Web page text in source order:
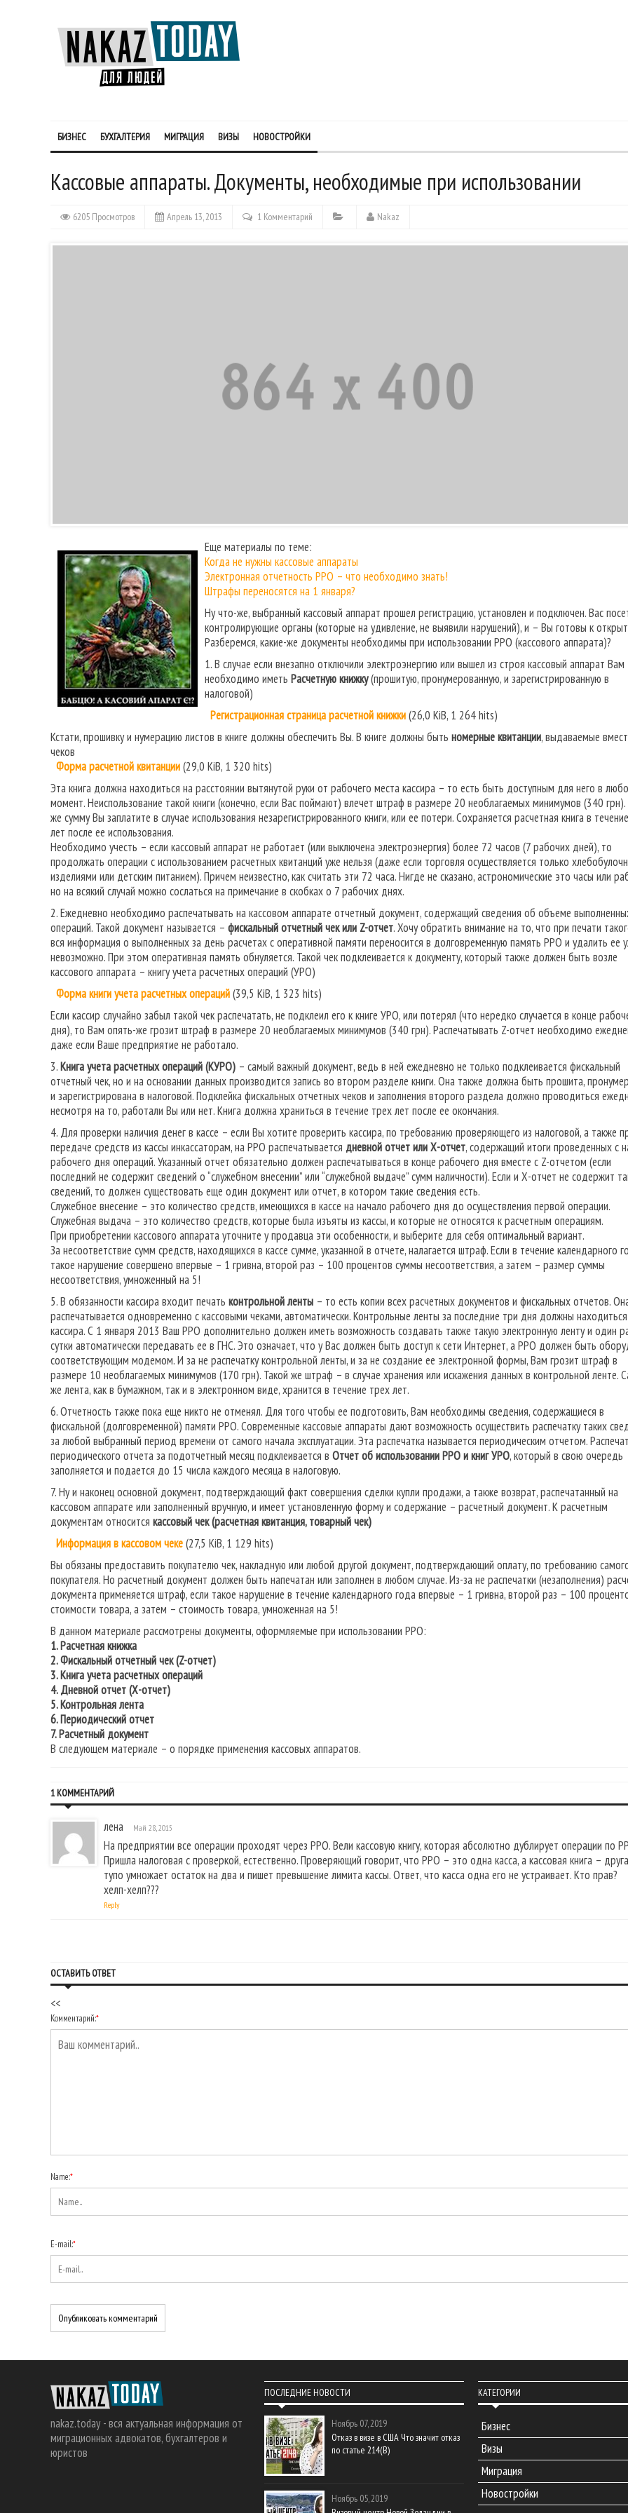
БИЗНЕС БУХГАЛТЕРИЯ МИГРАЦИЯ ВИЗЫ НОВОСТРОЙКИ
Кассовые аппараты. Документы, необходимые при использовании
6205 Просмотров Апрель 13, 2013 1 Комментарий Nakaz
Еще материалы по теме:
Когда не нужны кассовые аппараты
Электронная отчетность РРО – что необходимо знать!
Штрафы переносятся на 1 января?
Ну что-же, выбранный кассовый аппарат прошел регистрацию, установлен и подключен. Вас
контролирующие органы (которые на удивление, не выявили нарушений), и – Вы готовы к
Разберемся, какие-же документы необходимы при использовании РРО (кассового аппарата)?
1. В случае если внезапно отключили электроэнергию или вышел из строя кассовый аппарат Вам
необходимо иметь Расчетную книжку(прошитую, пронумерованную, и зарегистрированную в
налоговой)
Регистрационная страница расчетной книжки(26,0 KiB, 1 264 hits)
Кстати, прошивку и нумерацию листов в книге должны обеспечить Вы. В книге должны быть номерные квитанции, выдаваемые
чеков
Форма расчетной квитанции(29,0 KiB, 1 320 hits)
Эта книга должна находиться на расстоянии вытянутой руки от рабочего места кассира – то есть быть доступным для него в
момент. Неиспользование такой книги (конечно, если Вас поймают) влечет штраф в размере 20 необлагаемых минимумов (340 грн).
же сумму Вы заплатите в случае использования незарегистрированного книги, или ее потери. Сохраняется расчетная книга в
лет после ее использования.
Необходимо учесть – если кассовый аппарат не работает (или выключена электроэнергия) более 72 часов (7 рабочих дней), то
продолжать операции с использованием расчетных квитанций уже нельзя (даже если торговля осуществляется только
изделиями или детским питанием). Причем неизвестно, как считать эти 72 часа. Нигде не сказано, астрономические это часы или
но на всякий случай можно сослаться на примечание в скобках о 7 рабочих днях.
2. Ежедневно необходимо распечатывать на кассовом аппарате отчетный документ, содержащий сведения об объеме
операций. Такой документ называется – фискальный отчетный чек или Z-отчет. Хочу обратить внимание на то, что при печати
вся информация о выполненных за день расчетах с оперативной памяти переносится в долговременную память РРО и удалить ее
невозможно. При этом оперативная память обнуляется. Такой чек подклеивается к документу, который также должен быть возле
кассового аппарата – книгу учета расчетных операций (УРО)
Форма книги учета расчетных операций(39,5 KiB, 1 323 hits)
Если кассир случайно забыл такой чек распечатать, не подклеил его к книге УРО, или потерял (что нередко случается в конце
дня), то Вам опять-же грозит штраф в размере 20 необлагаемых минимумов (340 грн). Распечатывать Z-отчет необходимо
даже если Ваше предприятие не работало.
3.Книга учета расчетных операций (КУРО) – самый важный документ, ведь в ней ежедневно не только подклеивается фискальный
отчетный чек, но и на основании данных производится запись во втором разделе книги. Она также должна быть прошита,
и зарегистрирована в налоговой. Подклейка фискальных отчетных чеков и заполнения второго раздела должно проводиться
несмотря на то, работали Вы или нет. Книга должна храниться в течение трех лет после ее окончания.
4. Для проверки наличия денег в кассе – если Вы хотите проверить кассира, по требованию проверяющего из налоговой, а также
передаче средств из кассы инкассаторам, на РРО распечатывается дневной отчет или Х-отчет, содержащий итоги проведенных с
рабочего дня операций. Указанный отчет обязательно должен распечатываться в конце рабочего дня вместе с Z-отчетом (если
последний не содержит сведений о “служебном внесении” или “служебной выдаче” сумм наличности). Если и Х-отчет не содержит
сведений, то должен существовать еще один документ или отчет, в котором такие сведения есть.
Служебное внесение – это количество средств, имеющихся в кассе на начало рабочего дня до осуществления первой операции.
Служебная выдача – это количество средств, которые была изъяты из кассы, и которые не относятся к расчетным операциям.
При приобретении кассового аппарата уточните у продавца эти особенности, и выберите для себя оптимальный вариант.
За несоответствие сумм средств, находящихся в кассе сумме, указанной в отчете, налагается штраф. Если в течение календарного
такое нарушение совершено впервые – 1 гривна, второй раз – 100 процентов суммы несоответствия, а затем – размер суммы
несоответствия, умноженный на 5!
5. В обязанности кассира входит печать контрольной ленты – то есть копии всех расчетных документов и фискальных отчетов.
распечатывается одновременно с кассовыми чеками, автоматически. Контрольные ленты за последние три дня должны
кассира. С 1 января 2013 Ваш РРО дополнительно должен иметь возможность создавать также такую электронную ленту и один
сутки автоматически передавать ее в ГНС. Это означает, что у Вас должен быть доступ к сети Интернет, а РРО должен быть
соответствующим модемом. И за не распечатку контрольной ленты, и за не создание ее электронной формы, Вам грозит штраф в
размере 10 необлагаемых минимумов (170 грн). Такой же штраф – в случае хранения или искажения данных в контрольной ленте.
же лента, как в бумажном, так и в электронном виде, хранится в течение трех лет.
6. Отчетность также пока еще никто не отменял. Для того чтобы ее подготовить, Вам необходимы сведения, содержащиеся в
фискальной (долговременной) памяти РРО. Современные кассовые аппараты дают возможность осуществить распечатку таких
за любой выбранный период времени от самого начала эксплуатации. Эта распечатка называется периодическим отчетом.
периодического отчета за подотчетный месяц подклеивается в Отчет об использовании РРО и книг УРО, который в свою очередь
заполняется и подается до 15 числа каждого месяца в налоговую.
7. Ну и наконец основной документ, подтверждающий факт совершения сделки купли продажи, а также возврат, распечатанный на
кассовом аппарате или заполненный вручную, и имеет установленную форму и содержание – расчетный документ. К расчетным
документам относится кассовый чек (расчетная квитанция, товарный чек)
Информация в кассовом чеке(27,5 KiB, 1 129 hits)
Вы обязаны предоставить покупателю чек, накладную или любой другой документ, подтверждающий оплату, по требованию
покупателя. Но расчетный документ должен быть напечатан или заполнен в любом случае. Из-за не распечатки (незаполнения)
документа применяется штраф, если такое нарушение в течение календарного года впервые – 1 гривна, второй раз – 100
стоимости товара, а затем – стоимость товара, умноженная на 5!
В данном материале рассмотрены документы, оформляемые при использовании РРО:
1. Расчетная книжка
2. Фискальный отчетный чек (Z-отчет)
3. Книга учета расчетных операций
4. Дневной отчет (Х-отчет)
5. Контрольная лента
6. Периодический отчет
7. Расчетный документ
В следующем материале – о порядке применения кассовых аппаратов.
1 КОММЕНТАРИЙ
лена Май 28, 2015
На предприятии все операции проходят через РРО. Вели кассовую книгу, которая абсолютно дублирует операции по
Пришла налоговая с проверкой, естественно. Проверяющий говорит, что РРО – это одна касса, а кассовая книга –
тупо умножает остаток на два и пишет превышение лимита кассы. Ответ, что касса одна его не устраивает. Кто прав?
хелп-хелп???
Reply
ОСТАВИТЬ ОТВЕТ
<<
Комментарий:*
Name:*
E-mail:*
nakaz.today - вся актуальная информация от
миграционных адвокатов, бухгалтеров и
юристов
ПОСЛЕДНИЕ НОВОСТИ
Ноябрь 07, 2019
Отказ в визе в США Что значит отказ
по статье 214(В)
Ноябрь 05, 2019
КАТЕГОРИИ
Бизнес
Визы
Миграция
Новостройки